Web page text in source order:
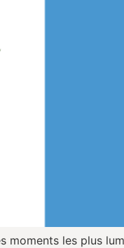
moments les plus